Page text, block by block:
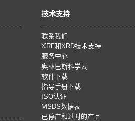
技术支持
联系我们
XRF和XRD技术支持
服务中心
奥林巴斯科学云
软件下载
指导手册下载
ISO认证
MSDS数据表
已停产和过时的产品